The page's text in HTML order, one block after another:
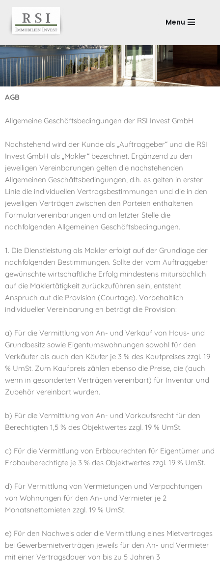
Zum
springen
Menu
AGB
Allgemeine Geschäftsbedingungen der RSI Invest GmbH
Nachstehend wird der Kunde als „Auftraggeber“ und die RSI
Invest GmbH als „Makler“ bezeichnet. Ergänzend zu den
jeweiligen Vereinbarungen gelten die nachstehenden
Allgemeinen Geschäftsbedingungen, d.h. es gelten in erster
Linie die individuellen Vertragsbestimmungen und die in den
jeweiligen Verträgen zwischen den Parteien enthaltenen
Formularvereinbarungen und an letzter Stelle die
nachfolgenden Allgemeinen Geschäftsbedingungen.
1. Die Dienstleistung als Makler erfolgt auf der Grundlage der
nachfolgenden Bestimmungen. Sollte der vom Auftraggeber
gewünschte wirtschaftliche Erfolg mindestens mitursächlich
auf die Maklertätigkeit zurückzuführen sein, entsteht
Anspruch auf die Provision (Courtage). Vorbehaltlich
individueller Vereinbarung en beträgt die Provision:
a) Für die Vermittlung von An- und Verkauf von Haus- und
Grundbesitz sowie Eigentumswohnungen sowohl für den
Verkäufer als auch den Käufer je 3 % des Kaufpreises zzgl. 19
% UmSt. Zum Kaufpreis zählen ebenso die Preise, die (auch
wenn in gesonderten Verträgen vereinbart) für Inventar und
Zubehör vereinbart wurden.
b) Für die Vermittlung von An- und Vorkaufsrecht für den
Berechtigten 1,5 % des Objektwertes zzgl. 19 % UmSt.
c) Für die Vermittlung von Erbbaurechten für Eigentümer und
Erbbauberechtigte je 3 % des Objektwertes zzgl. 19 % UmSt.
d) Für Vermittlung von Vermietungen und Verpachtungen
von Wohnungen für den An- und Vermieter je 2
Monatsnettomieten zzgl. 19 % UmSt.
e) Für den Nachweis oder die Vermittlung eines Mietvertrages
bei Gewerbemietverträgen jeweils für den An- und Vermieter
mit einer Vertragsdauer von bis zu 5 Jahren 3